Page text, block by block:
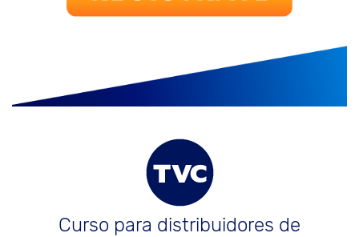
Curso para distribuidores de